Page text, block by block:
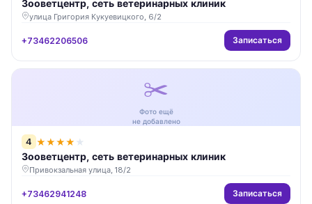
Зооветцентр, сеть ветеринарных клиник
улица Григория Кукуевицкого, 6/2
+73462206506 Записаться
✂️
Фото ещё
не добавлено
4 ★★★★ ★
Зооветцентр, сеть ветеринарных клиник
Привокзальная улица, 18/2
+73462941248 Записаться